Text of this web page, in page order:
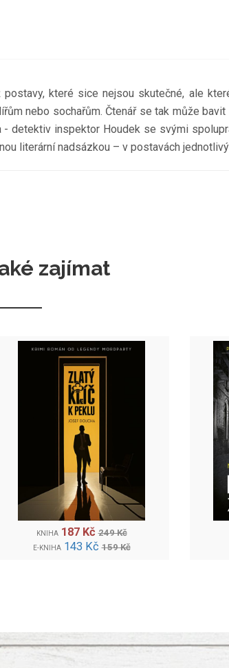
které sice nejsou skutečné, ale
nebo sochařům. Čtenář se tak může
detektiv inspektor Houdek se svými
literární nadsázkou – v postavách
zajímat
KNIHA 187 Kč 249 Kč
E-KNIHA 143 Kč 159 Kč